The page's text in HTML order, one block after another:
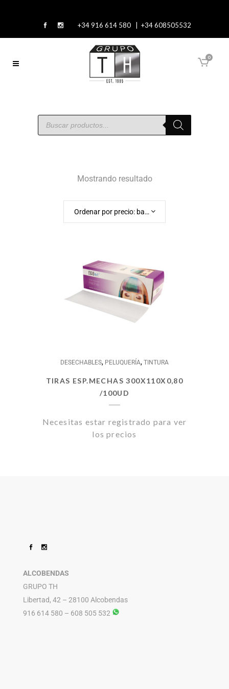
+34 916 614 580 | +34 608505532
0
Mostrando resultado
Ordenar por precio: bajo a alto
DESECHABLES, PELUQUERÍA, TINTURA
TIRAS ESP.MECHAS 300X110X0,80
/100UD
Necesitas estar registrado para ver
los precios
ALCOBENDAS
GRUPO TH
Libertad, 42 – 28100 Alcobendas
916 614 580 – 608 505 532